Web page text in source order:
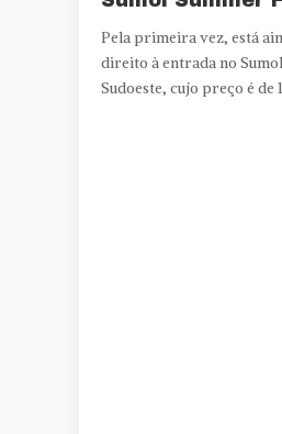
Pela primeira vez, está
direito à entrada no
Sudoeste, cujo preço é de